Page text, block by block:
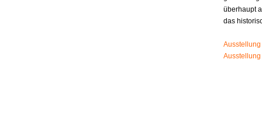
überhaupt
das